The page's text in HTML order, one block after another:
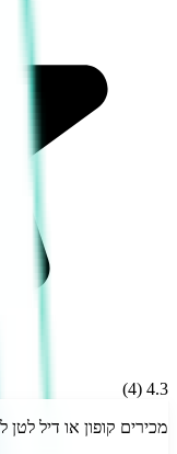
4.3
(
4
)
מכירים קופון או דיל לטן